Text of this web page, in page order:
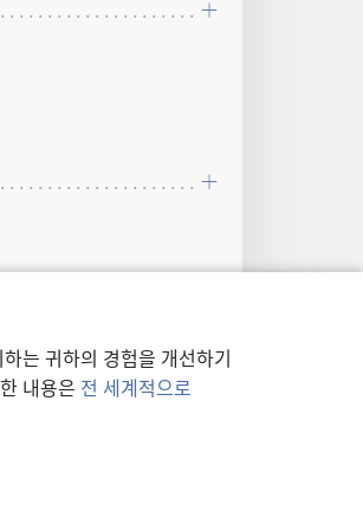
는 귀하의 경험을 개선하기
내용은 전 세계적으로